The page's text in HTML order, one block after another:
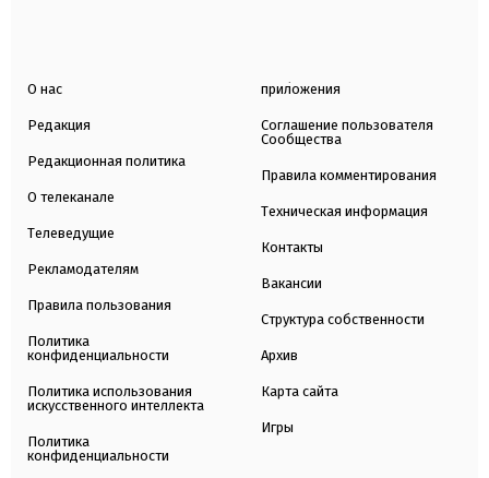
О нас
Редакция
Редакционная политика
О телеканале
Телеведущие
Рекламодателям
Правила пользования
Политика
конфиденциальности
Политика использования
искусственного интеллекта
Политика
конфиденциальности
приложения
Соглашение пользователя
Сообщества
Правила комментирования
Техническая информация
Контакты
Вакансии
Структура собственности
Архив
Карта сайта
Игры